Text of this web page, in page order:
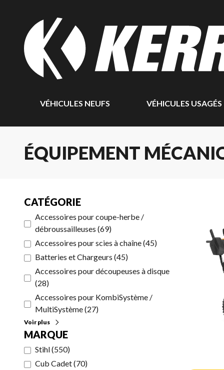
VÉHICULES NEUFS VÉHICULES USAGÉS
ÉQUIPEMENT
CATÉGORIE
Accessoires pour coupe-herbe /
débroussailleuses (69)
Accessoires pour scies à chaîne(45)
Batteries et Chargeurs (45)
Accessoires pour découpeuses à disque
(28)
Accessoires pour KombiSystème /
MultiSystème(27)
Voir plus
MARQUE
Stihl(550)
Cub Cadet(70)